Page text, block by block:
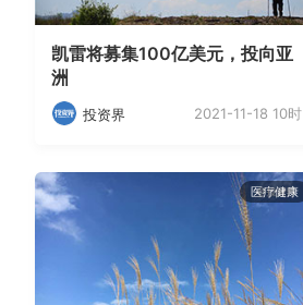
凯雷将募集100亿美元，投向亚
洲
投资界 2021-11-18 10时
医疗健康